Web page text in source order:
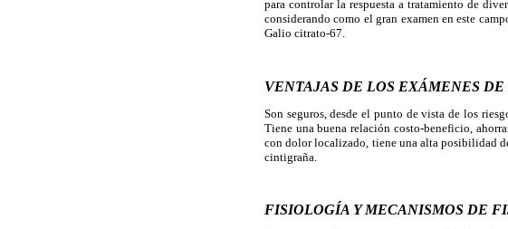
para controlar la respuesta a tratamiento de
considerando como el gran examen en este
Galio citrato-67.
VENTAJAS DE LOS EXÁMENES
Son seguros, desde el punto de vista de los
Tiene una buena relación costo-beneficio,
con dolor localizado, tiene una alta posibilidad
cintigraña.
FISIOLOGÍA Y MECANISMOS DE